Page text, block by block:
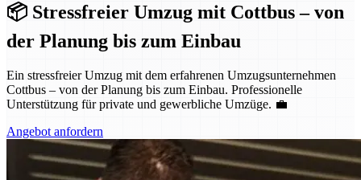
📦 Stressfreier Umzug mit Cottbus – von
der Planung bis zum Einbau
Ein stressfreier Umzug mit dem erfahrenen Umzugsunternehmen
Cottbus – von der Planung bis zum Einbau. Professionelle
Unterstützung für private und gewerbliche Umzüge. 💼
Angebot anfordern